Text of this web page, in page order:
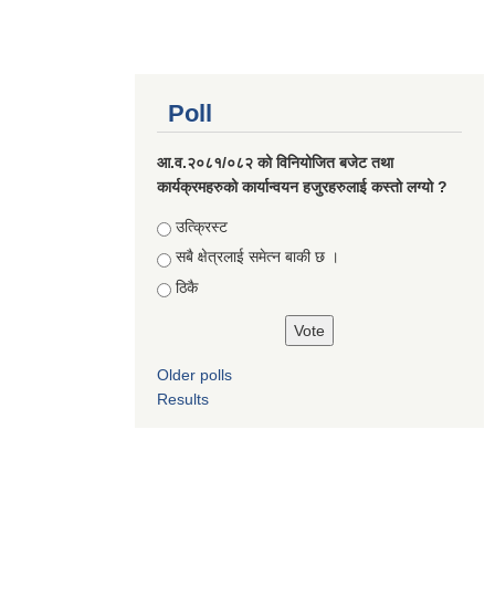
Poll
आ.व.२०८१/०८२ को विनियोजित बजेट तथा
कार्यक्रमहरुको कार्यान्वयन हजुरहरुलाई कस्तो लग्यो ?
Choices
उत्क्रिस्ट
सबै क्षेत्रलाई समेत्न बाकी छ ।
ठिकै
Older polls
Results